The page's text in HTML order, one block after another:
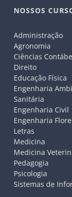
NOSSOS
Administração
Agronomia
Ciências
Direito
Educação Física
Engenharia
Sanitária
Engenharia Civil
Engenharia
Letras
Medicina
Medicina
Pedagogia
Psicologia
Sistemas de